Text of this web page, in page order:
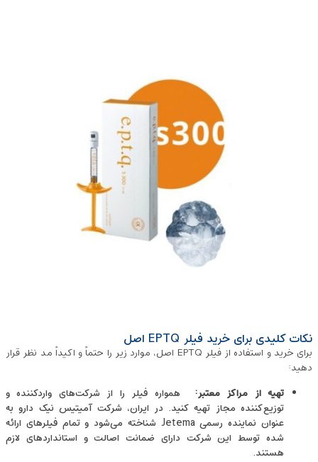
نکات کلیدی برای خرید فیلر EPTQ اصل
برای خرید و استفاده از فیلر EPTQ اصل، موارد زیر را حتماً و اکیداً مد نظر قرار
دهید:
تهیه از مراکز معتبر: همواره فیلر را از شرکت‌های واردکننده و
توزیع‌کننده‌ مجاز تهیه کنید. در ایران، شرکت آمیتیس نیک دارو به
عنوان نماینده رسمی Jetema شناخته می‌شود و تمام فیلرهای ارائه‌
شده توسط این شرکت دارای ضمانت اصالت و استانداردهای لازم
هستند.